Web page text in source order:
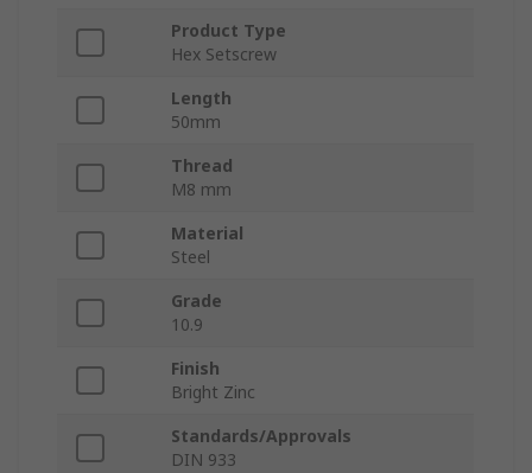
Product Type
Hex Setscrew
Length
50mm
Thread
M8 mm
Material
Steel
Grade
10.9
Finish
Bright Zinc
Standards/Approvals
DIN 933